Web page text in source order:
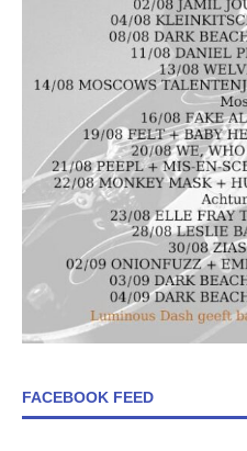
FACEBOOK FEED